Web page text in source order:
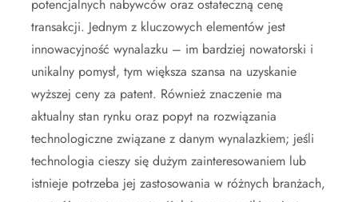
potencjalnych nabywców oraz ostateczną cenę
transakcji. Jednym z kluczowych elementów jest
innowacyjność wynalazku – im bardziej nowatorski i
unikalny pomysł, tym większa szansa na uzyskanie
wyższej ceny za patent. Również znaczenie ma
aktualny stan rynku oraz popyt na rozwiązania
technologiczne związane z danym wynalazkiem; jeśli
technologia cieszy się dużym zainteresowaniem lub
istnieje potrzeba jej zastosowania w różnych branżach,